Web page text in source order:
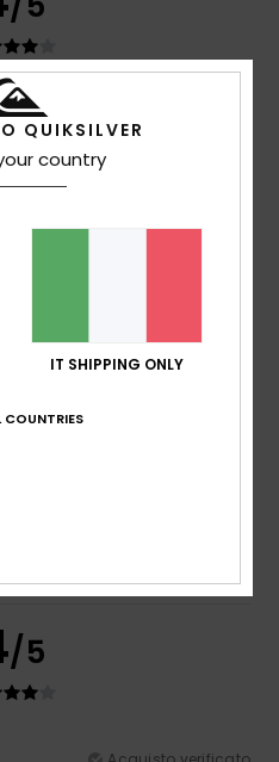
po’ più spesso/rigido per
protezione in qualsiasi
prezzo Taglia: Grande
/5
/5
QUIKSILVER
country
IT SHIPPING ONLY
COUNTRIES